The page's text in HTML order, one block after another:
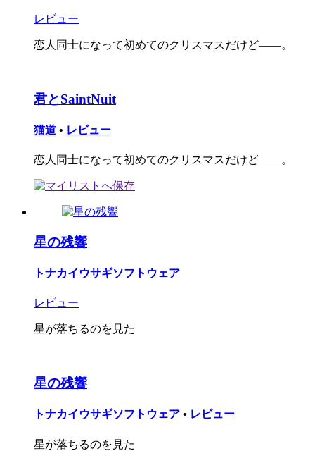
レビュー
恋人同士になって初めてのクリスマスだけど――。
君とSaintNuit
猫道 • レビュー
恋人同士になって初めてのクリスマスだけど――。
星の残響
トナカイウサギソフトウェア
レビュー
星が落ちるのを見た
星の残響
トナカイウサギソフトウェア • レビュー
星が落ちるのを見た